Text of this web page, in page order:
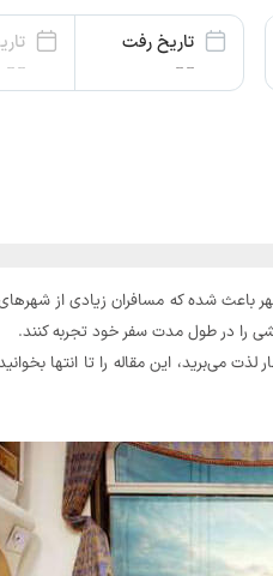
-- --
تاریخ رفت
-- --
شده که مسافران زیادی از
را در طول مدت سفر خود تجربه کنند.
لذت می‌برید، این مقاله را تا انتها